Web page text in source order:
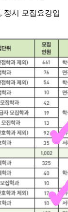
정시 모집요강입